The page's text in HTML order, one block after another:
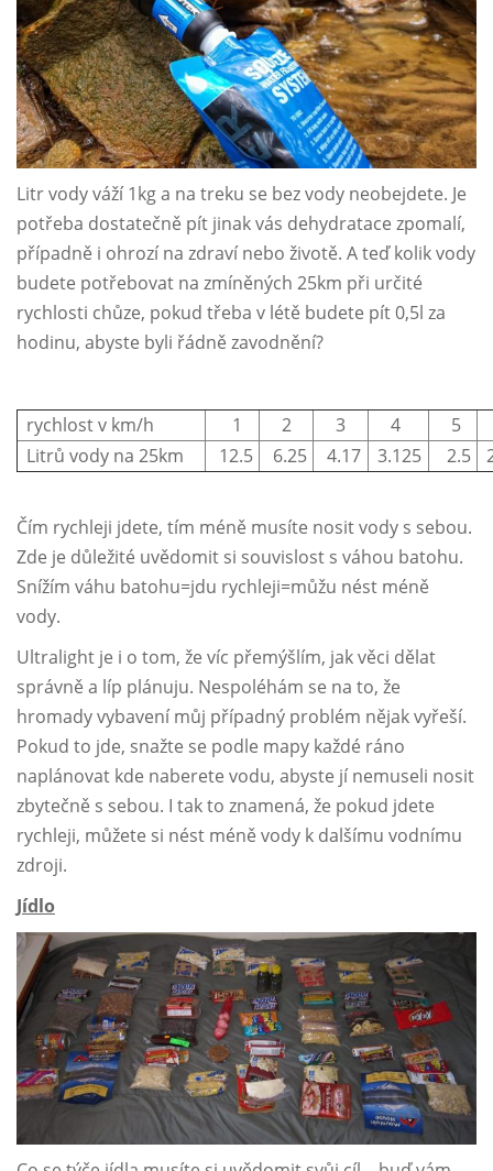
Litr vody váží 1kg a na treku se bez vody neobejdete. Je
potřeba dostatečně pít jinak vás dehydratace zpomalí,
případně i ohrozí na zdraví nebo životě. A teď kolik vody
budete potřebovat na zmíněných 25km při určité
rychlosti chůze, pokud třeba v létě budete pít 0,5l za
hodinu, abyste byli řádně zavodnění?
rychlost v km/h 1 2 3 4 5
Litrů vody na 25km
12.5 6.25 4.17 3.125 2.5
Čím rychleji jdete, tím méně musíte nosit vody s sebou.
Zde je důležité uvědomit si souvislost s váhou batohu.
Snížím váhu batohu=jdu rychleji=můžu nést méně
vody.
Ultralight je i o tom, že víc přemýšlím, jak věci dělat
správně a líp plánuju. Nespoléhám se na to, že
hromady vybavení můj případný problém nějak vyřeší.
Pokud to jde, snažte se podle mapy každé ráno
naplánovat kde naberete vodu, abyste jí nemuseli nosit
zbytečně s sebou. I tak to znamená, že pokud jdete
rychleji, můžete si nést méně vody k dalšímu vodnímu
zdroji.
Jídlo